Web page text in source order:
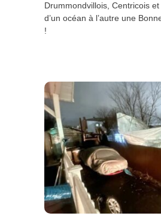
Drummondvillois, Centricois
d’un océan à l’autre une
!